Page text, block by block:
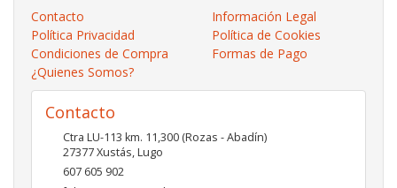
Contacto
Información Legal
Política Privacidad
Política de Cookies
Condiciones de Compra
Formas de Pago
¿Quienes Somos?
Contacto
Ctra LU-113 km. 11,300 (Rozas - Abadín)
27377Xustás,Lugo
607 605 902